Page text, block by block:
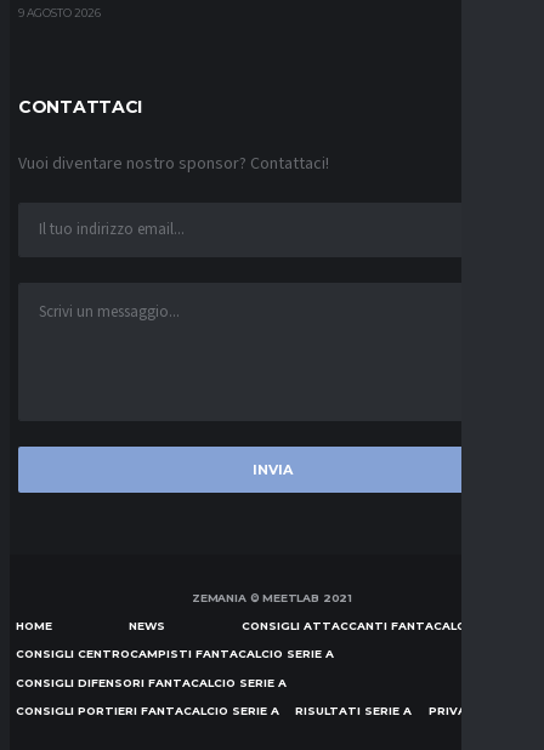
9 AGOSTO 2026
CONTATTACI
Vuoi diventare nostro sponsor? Contattaci!
ZEMANIA © MEETLAB 2021
HOME NEWS CONSIGLI ATTACCANTI FANTACALCIO SERIE A
CONSIGLI CENTROCAMPISTI FANTACALCIO SERIE A
CONSIGLI DIFENSORI FANTACALCIO SERIE A
CONSIGLI PORTIERI FANTACALCIO SERIE A RISULTATI SERIE A PRIVACY POLICY